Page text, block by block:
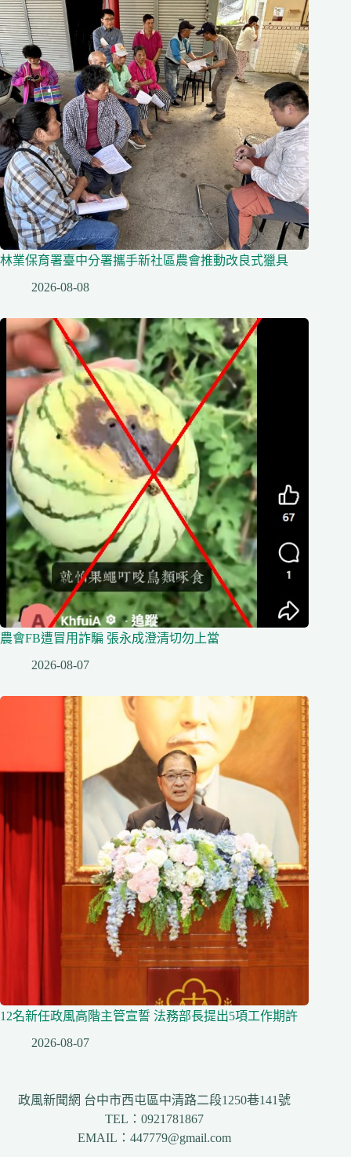
林業保育署臺中分署攜手新社區農會推動改良式獵具
2026-08-08
農會FB遭冒用詐騙 張永成澄清切勿上當
2026-08-07
12名新任政風高階主管宣誓 法務部長提出5項工作期許
2026-08-07
政風新聞網 台中市西屯區中清路二段1250巷141號
TEL：0921781867
EMAIL：447779@gmail.com